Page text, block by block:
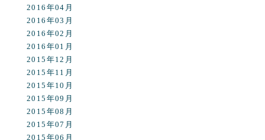
2016年04月
2016年03月
2016年02月
2016年01月
2015年12月
2015年11月
2015年10月
2015年09月
2015年08月
2015年07月
2015年06月